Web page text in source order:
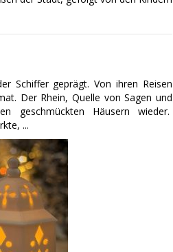
Schiffer geprägt. Von ihren Reisen
Der Rhein, Quelle von Sagen und
geschmückten Häusern wieder.
...